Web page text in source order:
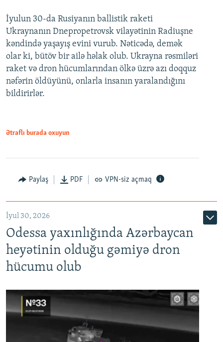
İyulun 30-da Rusiyanın ballistik raketi
Ukraynanın Dnepropetrovsk vilayətinin Radiuşne
kəndində yaşayış evini vurub. Nəticədə, demək
olar ki, bütöv bir ailə həlak olub. Ukrayna rəsmiləri
raket və dron hücumlarından ölkə üzrə azı doqquz
nəfərin öldüyünü, onlarla insanın yaralandığını
bildirirlər.
Ətraflı burada oxuyun
Paylaş PDF VPN-siz açmaq
İyul 30, 2026
Odessa yaxınlığında Azərbaycan
heyətinin olduğu gəmiyə dron
hücumu olub